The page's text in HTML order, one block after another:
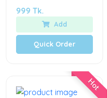
999 Tk.
Add
Quick Order
Hot